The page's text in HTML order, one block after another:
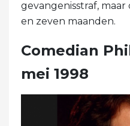
gevangenisstraf,
en zeven maanden.
Comedian
mei 1998